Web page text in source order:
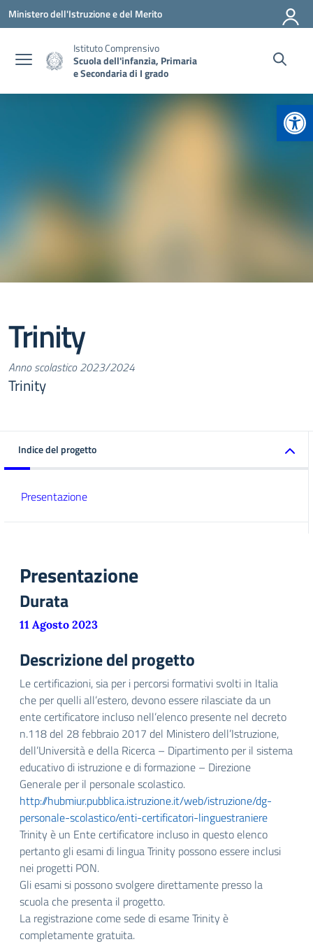
Vai ai contenuti
Vai al menu di navigazione
Vai al footer
Ministero dell'Istruzione e del Merito
Istituto Comprensivo
Scuola dell'infanzia, Primaria
e Secondaria di I grado
Trinity
Anno scolastico 2023/2024
Trinity
Indice del progetto
Presentazione
Presentazione
Durata
11 Agosto 2023
Descrizione del progetto
Le certificazioni, sia per i percorsi formativi svolti in Italia
che per quelli all’estero, devono essere rilasciate da un
ente certificatore incluso nell’elenco presente nel decreto
n.118 del 28 febbraio 2017 del Ministero dell’Istruzione,
dell’Università e della Ricerca – Dipartimento per il sistema
educativo di istruzione e di formazione – Direzione
Generale per il personale scolastico.
http://hubmiur.pubblica.istruzione.it/web/istruzione/dg-
personale-scolastico/enti-certificatori-linguestraniere
Trinity è un Ente certificatore incluso in questo elenco
pertanto gli esami di lingua Trinity possono essere inclusi
nei progetti PON.
Gli esami si possono svolgere direttamente presso la
scuola che presenta il progetto.
La registrazione come sede di esame Trinity è
completamente gratuita.